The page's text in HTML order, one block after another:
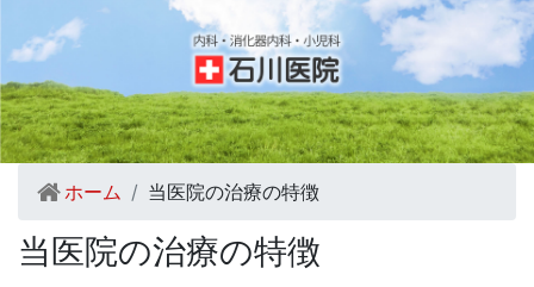
ホーム 当医院の治療の特徴
当医院の治療の特徴